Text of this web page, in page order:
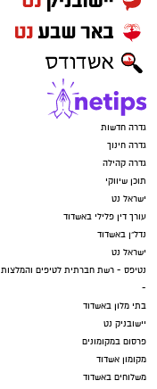
גדרה חדשות
גדרה חינוך
גדרה קהילה
תוכן שיווקי
ישראל נט
עורך דין פלילי באשדוד
נדל"ן באשדוד
ישראל נט
נטיפס - רשת חברתית לטיפים והמלצות
-
בתי מלון באשדוד
יישובניק נט
פרסום במקומונים
מקומון אשדוד
משלוחים באשדוד